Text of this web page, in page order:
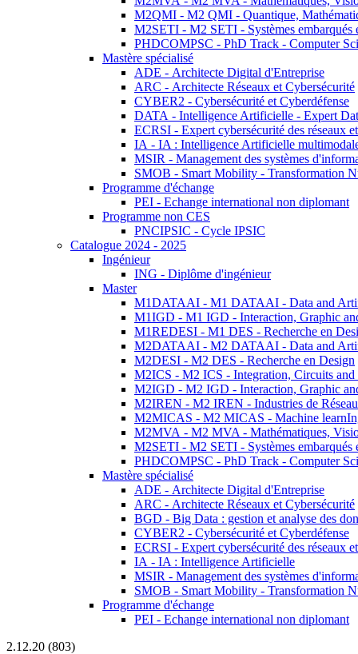
M2QMI - M2 QMI - Quantique,
M2SETI - M2 SETI - Systèmes embarqués
PHDCOMPSC - PhD Track - Computer
Mastère spécialisé
ADE - Architecte Digital d'Entreprise
ARC - Architecte Réseaux et Cybersécurité
CYBER2 - Cybersécurité et Cyberdéfense
DATA - Intelligence Artificielle - Expert
ECRSI - Expert cybersécurité des réseaux
IA - IA : Intelligence Artificielle
MSIR - Management des systèmes
SMOB - Smart Mobility - Transformation
Programme d'échange
PEI - Echange international non diplomant
Programme non CES
PNCIPSIC - Cycle IPSIC
Catalogue 2024 - 2025
Ingénieur
ING - Diplôme d'ingénieur
Master
M1DATAAI - M1 DATAAI - Data and
M1IGD - M1 IGD - Interaction, Graphic
M1REDESI - M1 DES - Recherche en
M2DATAAI - M2 DATAAI - Data and
M2DESI - M2 DES - Recherche en Design
M2ICS - M2 ICS - Integration, Circuits and
M2IGD - M2 IGD - Interaction, Graphic
M2IREN - M2 IREN - Industries de
M2MICAS - M2 MICAS - Machine
M2MVA - M2 MVA - Mathématiques,
M2SETI - M2 SETI - Systèmes embarqués
PHDCOMPSC - PhD Track - Computer
Mastère spécialisé
ADE - Architecte Digital d'Entreprise
ARC - Architecte Réseaux et Cybersécurité
BGD - Big Data : gestion et analyse des
CYBER2 - Cybersécurité et Cyberdéfense
ECRSI - Expert cybersécurité des réseaux
IA - IA : Intelligence Artificielle
MSIR - Management des systèmes
SMOB - Smart Mobility - Transformation
Programme d'échange
PEI - Echange international non diplomant
2.12.20 (803)